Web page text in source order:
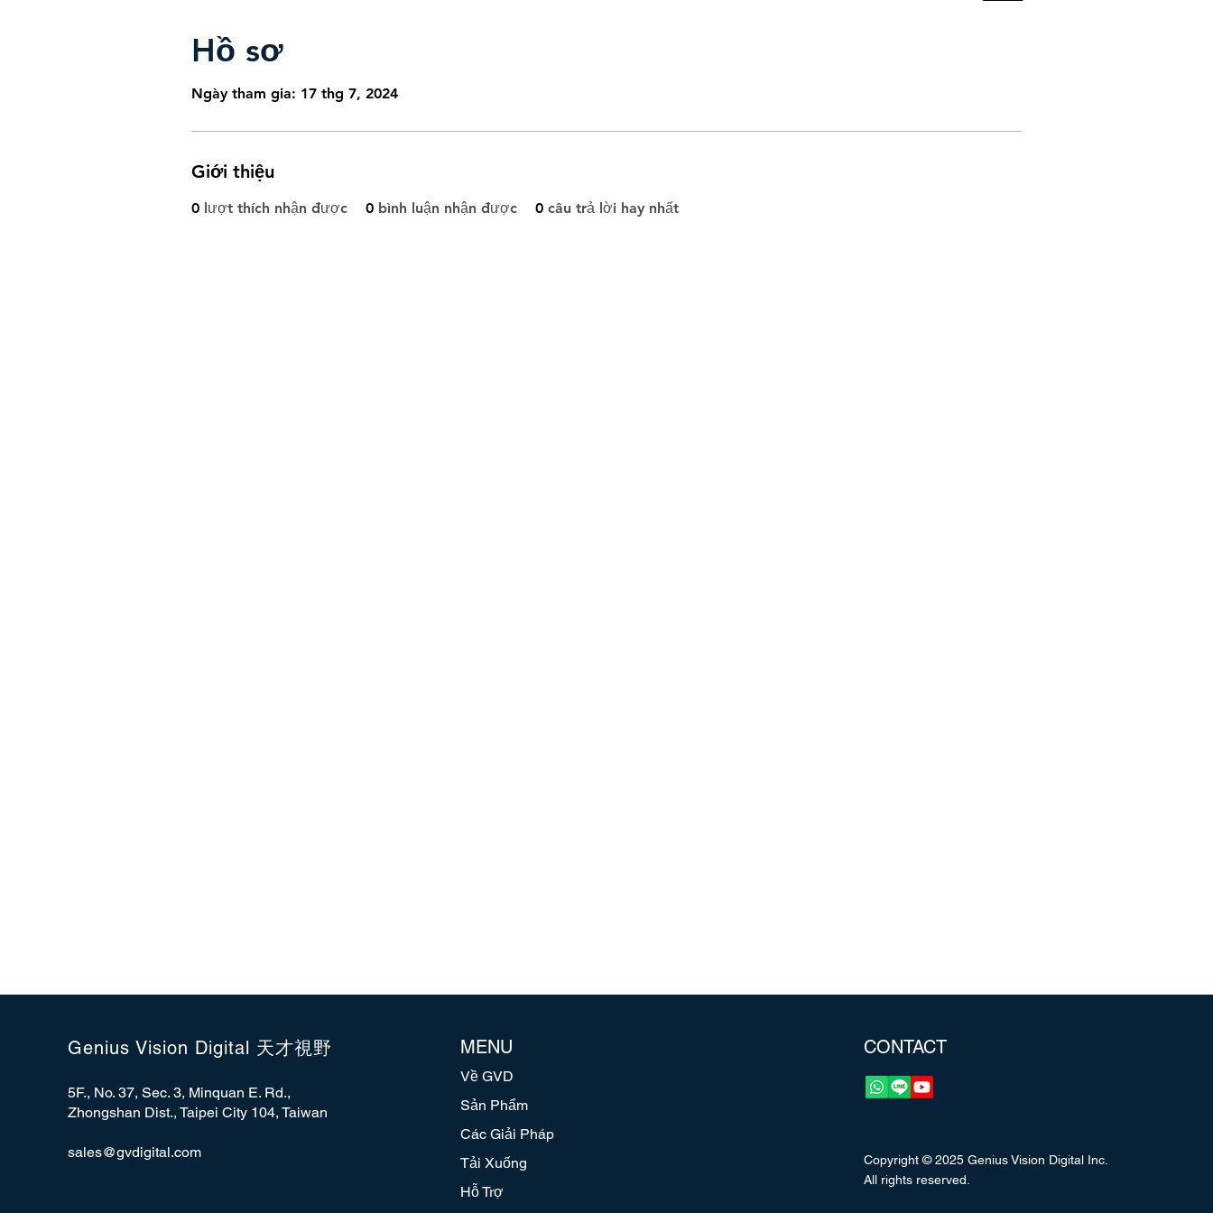
Hồ sơ
Ngày tham gia: 17 thg 7, 2024
Giới thiệu
0 lượt thích nhận được 0 bình luận nhận được 0 câu trả lời hay nhất
Genius Vision Digital 天才視野
5F., No. 37, Sec. 3, Minquan E. Rd.,
Zhongshan Dist., Taipei City 104, Taiwan
sales@gvdigital.com
MENU
Về GVD
Sản Phẩm
Các Giải Pháp
Tải Xuống
Hỗ Trợ
CONTACT
Copyright © 2025 Genius Vision Digital Inc.
All rights reserved.